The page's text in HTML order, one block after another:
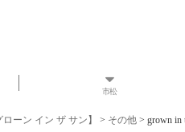
市松
ーン イン ザ サン】 > その他 > grown in